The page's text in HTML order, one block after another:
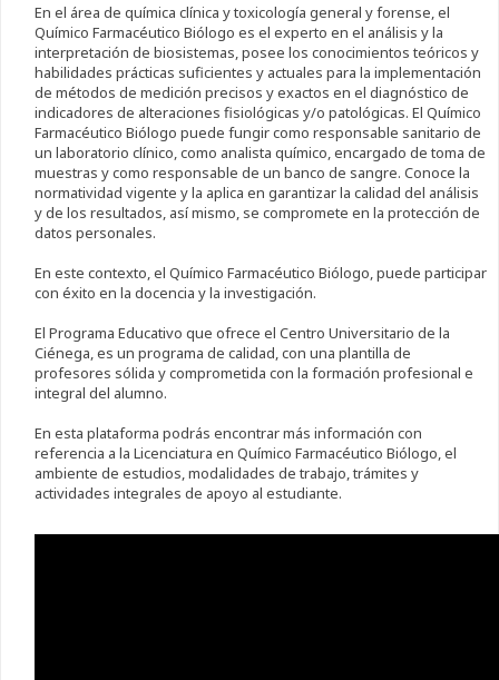
En el área de química clínica y toxicología general y forense, el
Químico Farmacéutico Biólogo es el experto en el análisis y la
interpretación de biosistemas, posee los conocimientos teóricos y
habilidades prácticas suficientes y actuales para la implementación
de métodos de medición precisos y exactos en el diagnóstico de
indicadores de alteraciones fisiológicas y/o patológicas. El Químico
Farmacéutico Biólogo puede fungir como responsable sanitario de
un laboratorio clínico, como analista químico, encargado de toma de
muestras y como responsable de un banco de sangre. Conoce la
normatividad vigente y la aplica en garantizar la calidad del análisis
y de los resultados, así mismo, se compromete en la protección de
datos personales.
En este contexto, el Químico Farmacéutico Biólogo, puede participar
con éxito en la docencia y la investigación.
El Programa Educativo que ofrece el Centro Universitario de la
Ciénega, es un programa de calidad, con una plantilla de
profesores sólida y comprometida con la formación profesional e
integral del alumno.
En esta plataforma podrás encontrar más información con
referencia a la Licenciatura en Químico Farmacéutico Biólogo, el
ambiente de estudios, modalidades de trabajo, trámites y
actividades integrales de apoyo al estudiante.